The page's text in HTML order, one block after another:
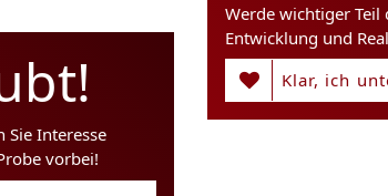
Sie Interesse
vorbei!
Werde wichtiger
Entwicklung und
Klar, ich